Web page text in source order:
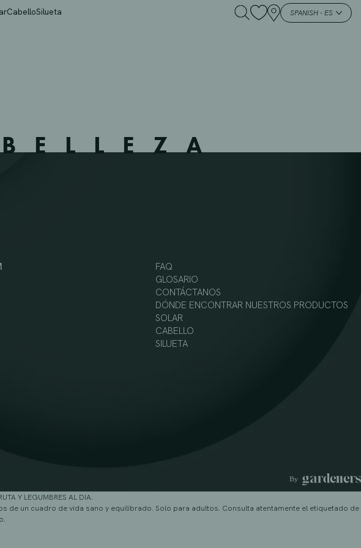
CabelloSilueta SPANISH - ES
FAQ
GLOSARIO
CONTÁCTANOS
DÓNDE ENCONTRAR NUESTROS PRODUCTOS
SOLAR
CABELLO
SILUETA
Y LEGUMBRES AL DIA.
un cuadro de vida sano y equilibrado. Solo para adultos. Consulta atentamente el etiquetado de